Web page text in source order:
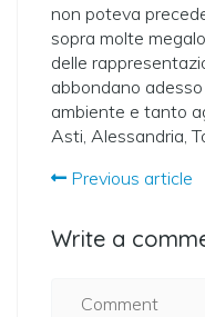
non poteva
sopra molte
delle
abbondano
ambiente e tanto
Asti, Alessandria,
Previous article
Write a